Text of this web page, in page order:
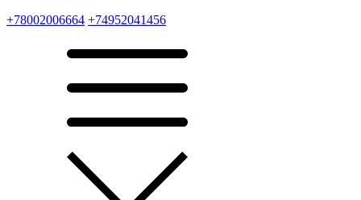
+78002006664 +74952041456